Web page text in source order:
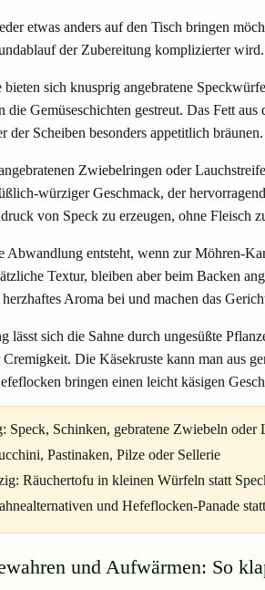
etwas anders auf den Tisch bringen
der Zubereitung komplizierter
sich knusprig angebratene
die Gemüseschichten gestreut. Das Fett
der Scheiben besonders appetitlich bräunen.
Zwiebelringen oder
würziger Geschmack, der
von Speck zu erzeugen, ohne Fleisch
Abwandlung entsteht, wenn zur Möhren-
Textur, bleiben aber beim Backen
Aroma bei und machen das
lässt sich die Sahne durch ungesüßte
Die Käsekruste kann man aus
bringen einen leicht käsigen
Speck, Schinken, gebratene Zwiebeln oder
Pastinaken, Pilze oder Sellerie
Räuchertofu in kleinen Würfeln statt
und Hefeflocken-Panade
und Aufwärmen: So